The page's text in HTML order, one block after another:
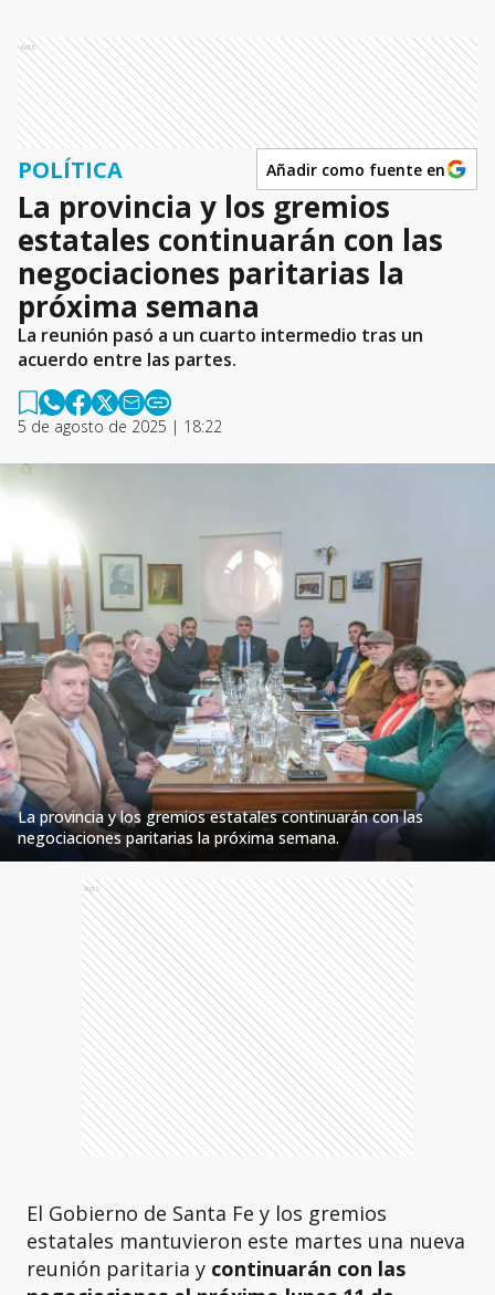
Ads
POLÍTICA Añadir como fuente en
La provincia y los gremios
estatales continuarán con las
negociaciones paritarias la
próxima semana
La reunión pasó a un cuarto intermedio tras un
acuerdo entre las partes.
5 de agosto de 2025 | 18:22
La provincia y los gremios estatales continuarán con las
negociaciones paritarias la próxima semana.
Ads
El Gobierno de Santa Fe y los gremios
estatales mantuvieron este martes una nueva
reunión paritaria y continuarán con las